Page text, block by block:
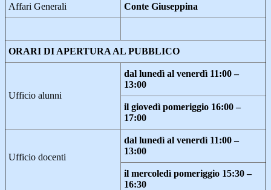
Affari Generali Conte Giuseppina
ORARI DI APERTURA AL PUBBLICO
Ufficio alunni
dal lunedì al venerdì 11:00 –
13:00
il giovedì pomeriggio 16:00 –
17:00
Ufficio docenti
dal lunedì al venerdì 11:00 –
13:00
il mercoledì pomeriggio 15:30 –
16:30